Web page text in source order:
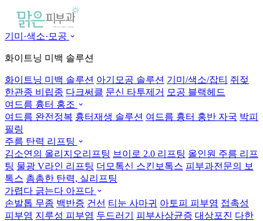
기미·색소·모공
화이트닝 미백 솔루션
화이트닝 미백 솔루션 아기모공 솔루션 기미/색소/잡티 쥐젖
한관종 비립종 다크써클 문신 타투제거 모공 블랙헤드
여드름 흉터 홍조
여드름 완전정복 흉터재생 솔루션 여드름 흉터 홍반 자국 박피
필링
주름 탄력 리프팅
김소연의 올리지오리프팅 브이로 2.0 리프팅 올인원 주름 리프
팅 물광 V라인 리프팅 더모톡신 스킨보톡스 피부과전문의 보
톡스 촘촘한 탄력, 실리프팅
가렵다 긁는다 아프다
손발톱 무좀 백반증 건선 티눈 사마귀 아토피 피부염 접촉성
피부염 지루성 피부염 두드러기 피부사상균증 대상포진 다한